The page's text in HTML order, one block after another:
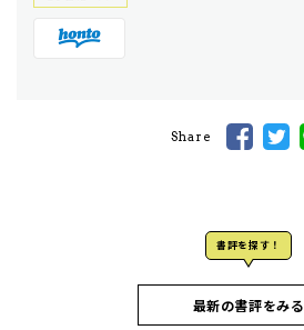
Share
書評を探す！
最新の書評をみる